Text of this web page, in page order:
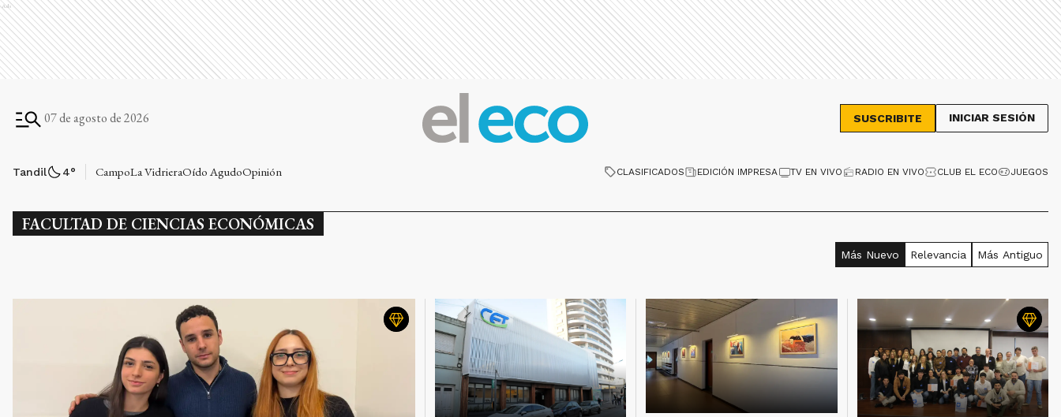
Ads
07 de agosto de 2026 SUSCRIBITE INICIAR SESIÓN
Tandil 4° CampoLa VidrieraOído AgudoOpinión CLASIFICADOS EDICIÓN IMPRESA TV EN VIVO RADIO EN VIVO CLUB EL ECO JUEGOS
FACULTAD DE CIENCIAS ECONÓMICAS
Más Nuevo Relevancia Más Antiguo